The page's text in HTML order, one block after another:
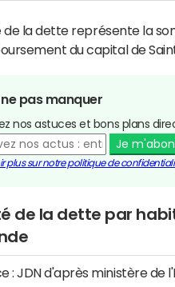
de la dette représente la
du capital de
ne pas manquer
nos astuces et bons plans
Je
plus sur notre politique de
de la dette par
: JDN d'après ministère de